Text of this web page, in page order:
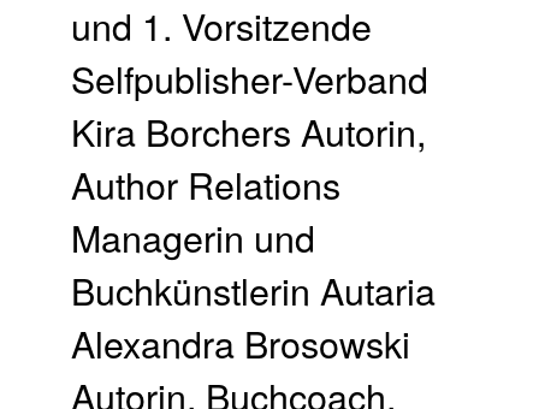
und 1. Vorsitzende
Selfpublisher-Verband
Kira Borchers Autorin,
Author Relations
Managerin und
Buchkünstlerin Autaria
Alexandra Brosowski
Autorin, Buchcoach,